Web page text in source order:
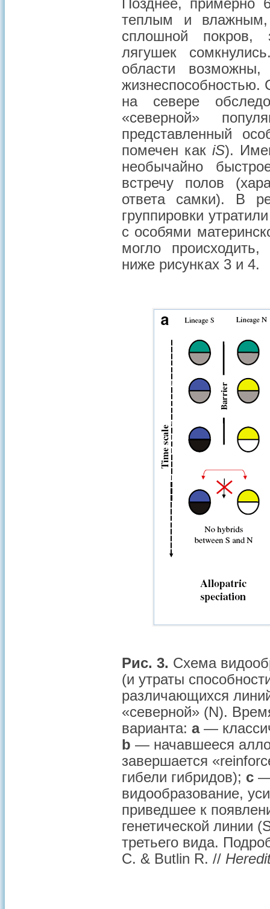
Позднее, примерно
теплым и влажным,
сплошной покров,
лягушек
области возможны,
жизнеспособностью.
на севере
«северной»
представленный
помечен какiS).
необычайно
встречу полов
ответа самки). В
группировки
с особями
могло
ниже рисунках 3 и 4.
Рис. 3. Схема
(и утраты
различающихся
«северной» (N).
варианта: a—
b — начавшееся
завершается
гибели гибридов); c —
видообразование,
приведшее к
генетической линии
третьего вида.
C. & Butlin R. //